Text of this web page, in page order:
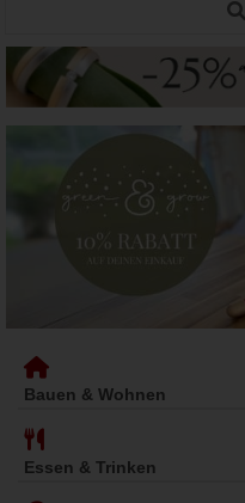
Bauen & Wohnen
Essen & Trinken